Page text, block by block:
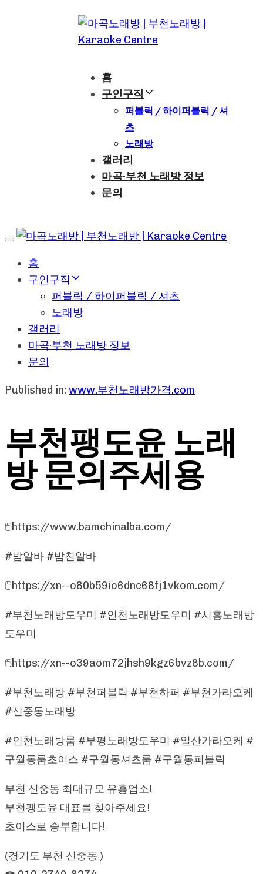
홈
구인구직
퍼블릭 / 하이퍼블릭 / 셔
츠
노래방
갤러리
마곡·부천 노래방 정보
문의
Toggle
홈
구인구직
퍼블릭 / 하이퍼블릭 / 셔츠
노래방
갤러리
마곡·부천 노래방 정보
문의
Published in: www.부천노래방가격.com
부천팽도윤 노래
방 문의주세용
🖱https://www.bamchinalba.com/
#밤알바 #밤친알바
🖱https://xn--o80b59io6dnc68fj1vkom.com/
#부천노래방도우미 #인천노래방도우미 #시흥노래방
도우미
🖱https://xn--o39aom72jhsh9kgz6bvz8b.com/
#부천노래방 #부천퍼블릭 #부천하퍼 #부천가라오케
#신중동노래방
#인천노래방룸 #부평노래방도우미 #일산가라오케 #
구월동룸초이스 #구월동셔츠룸 #구월동퍼블릭
부천 신중동 최대규모 유흥업소!
부천팽도윤 대표를 찾아주세요!
초이스로 승부합니다!
(경기도 부천 신중동 )